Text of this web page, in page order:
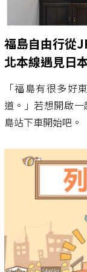
福島自由行從
北本線遇見日
「福島有很多好
道。」若想開啟
島站下車開始吧。